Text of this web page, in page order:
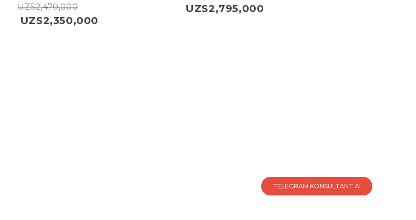
UZS2,470,000
UZS2,350,000
UZS2,795,000
TELEGRAM KONSULTANT AI